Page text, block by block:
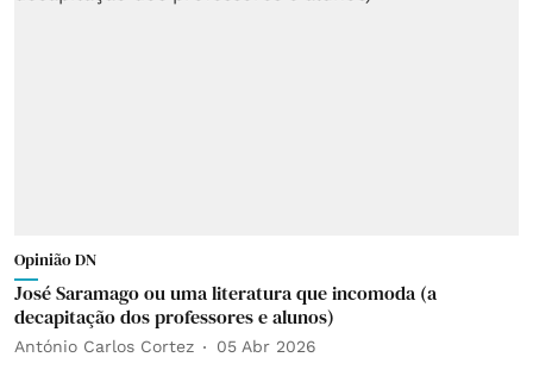
Opinião DN
José Saramago ou uma literatura que incomoda (a
decapitação dos professores e alunos)
António Carlos Cortez 05 Abr 2026